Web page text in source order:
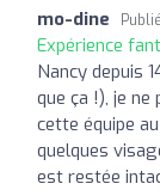
mo-dine
Expérience
Nancy depuis
que ça !), je
cette équipe
quelques
est restée